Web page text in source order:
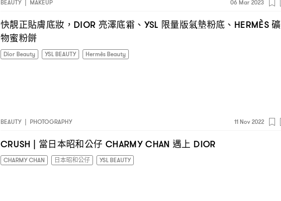
BEAUTY | MAKEUP 06 Mar 2023
快靚正貼膚底妝 ，DIOR 亮澤底霜、 YSL 限量版氣墊粉底、 HERMÈS礦
物蜜粉餅
Dior Beauty YSL BEAUTY Hermès Beauty
BEAUTY | PHOTOGRAPHY 11 Nov 2022
CRUSH | 當日本昭和公仔 CHARMY CHAN遇上 DIOR
CHARMY CHAN 日本昭和公仔 YSL BEAUTY